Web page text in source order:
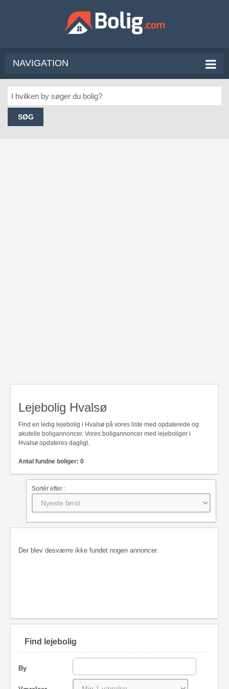
NAVIGATION
SØG
Lejebolig Hvalsø
Find en ledig lejebolig i Hvalsø på vores liste med opdaterede og
akutelle boligannoncer. Vores boligannoncer med lejeboliger i
Hvalsø opdateres dagligt.
Antal fundne boliger: 0
Sortér efter :
Der blev desværre ikke fundet nogen annoncer.
Find lejebolig
By